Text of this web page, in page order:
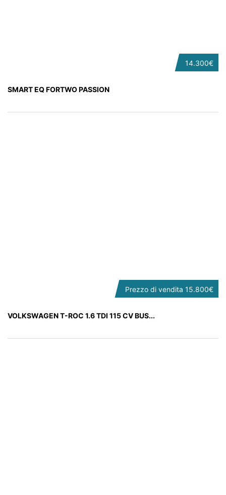
14.300€
SMART EQ FORTWO PASSION
Prezzo di vendita 15.800€
VOLKSWAGEN T-ROC 1.6 TDI 115 CV BUS...